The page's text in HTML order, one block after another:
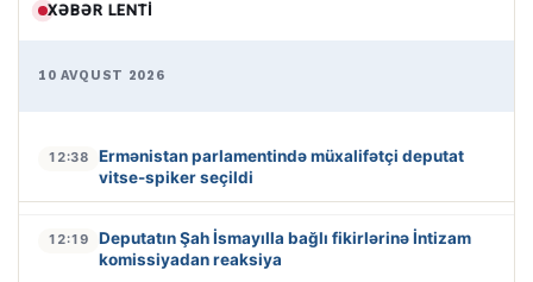
XƏBƏR LENTI
10 AVQUST 2026
12:38
Ermənistan parlamentində müxalifətçi deputat
vitse-spiker seçildi
12:19
Deputatın Şah İsmayılla bağlı fikirlərinə İntizam
komissiyadan reaksiya